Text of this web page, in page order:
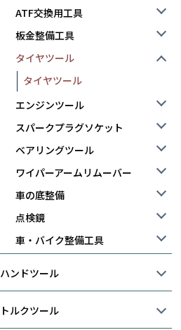
ATF交換用工具
板金整備工具
タイヤツール
タイヤツール
エンジンツール
スパークプラグソケット
ベアリングツール
ワイパーアームリムーバー
車の底整備
点検鏡
車・バイク整備工具
ハンドツール
トルクツール